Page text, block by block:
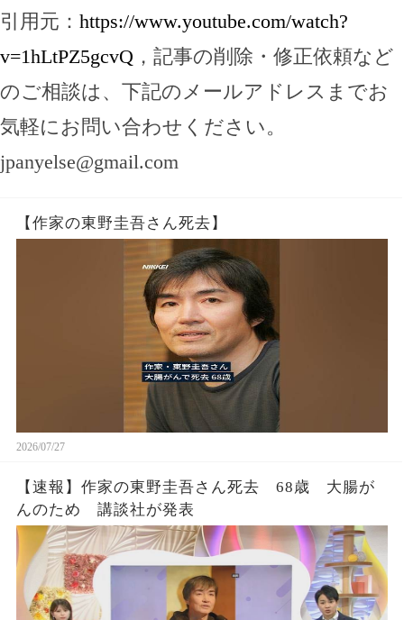
引用元： https://www.youtube.com/watch?
v=1hLtPZ5gcvQ ，記事の削除・修正依頼など
のご相談は、下記のメールアドレスまでお
気軽にお問い合わせください。
jpanyelse@gmail.com
【作家の東野圭吾さん死去】
2026/07/27
【速報】作家の東野圭吾さん死去 68歳 大腸が
んのため 講談社が発表